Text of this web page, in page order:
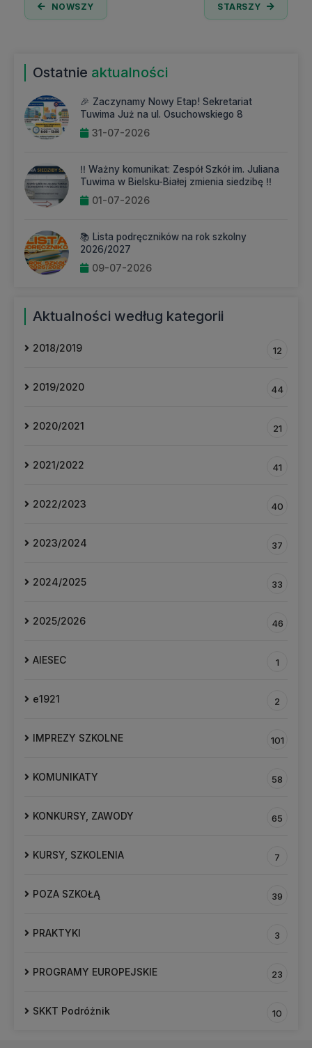
NOWSZY STARSZY
Ostatnie aktualności
🎉 Zaczynamy Nowy Etap! Sekretariat
Tuwima Już na ul. Osuchowskiego 8
31-07-2026
‼️ Ważny komunikat: Zespół Szkół im. Juliana
Tuwima w Bielsku-Białej zmienia siedzibę ‼️
01-07-2026
📚 Lista podręczników na rok szkolny
2026/2027
09-07-2026
Aktualności według kategorii
2018/2019 12
2019/2020 44
2020/2021 21
2021/2022 41
2022/2023 40
2023/2024 37
2024/2025 33
2025/2026 46
AIESEC 1
e1921 2
IMPREZY SZKOLNE 101
KOMUNIKATY 58
KONKURSY, ZAWODY 65
KURSY, SZKOLENIA 7
POZA SZKOŁĄ 39
PRAKTYKI 3
PROGRAMY EUROPEJSKIE 23
SKKT Podróżnik 10